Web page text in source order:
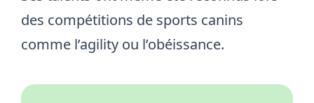
des compétitions de sports canins
comme l’agility ou l’obéissance.